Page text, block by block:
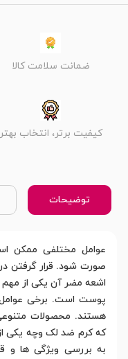
ضمانت سلامت کالا
کیفیت برتر، انتخاب بهتر
توضیحات
عوامل مختلفی ممکن
صورت شود. قرار گرفتن
اشعه مضر آن یکی از مهم
پوست است. برخی عوامل
هستند. محصولات
که کرم ضد لک وچه یکی
به بررسی ویژگی ها و